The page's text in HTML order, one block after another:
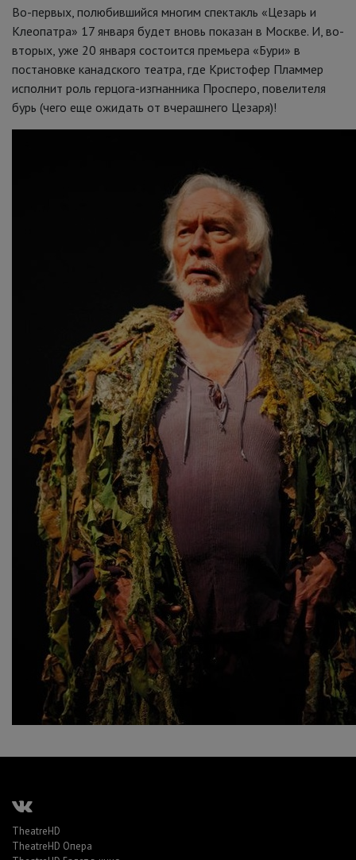
Во-первых, полюбившийся многим спектакль «Цезарь и
Клеопатра» 17 января будет вновь показан в Москве. И, во-
вторых, уже 20 января состоится премьера «Бури» в
постановке канадского театра, где Кристофер Пламмер
исполнит роль герцога-изгнанника Просперо, повелителя
бурь (чего еще ожидать от вчерашнего Цезаря)!
TheatreHD
TheatreHD Опера